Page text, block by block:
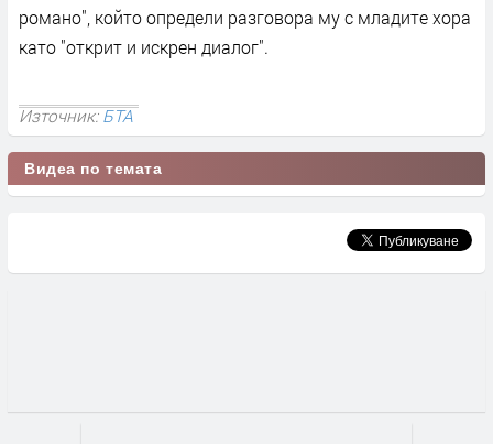
романо", който определи разговора му с младите хора
като "открит и искрен диалог".
Източник:БТА
Видеа по темата